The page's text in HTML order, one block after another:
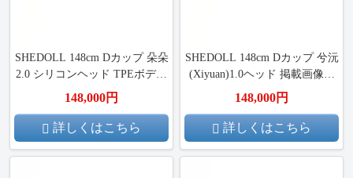
SHEDOLL 148cm Dカップ 朵朵
2.0 シリコンヘッド TPEボディ
ラブドール
148,000円
詳しくはこちら
SHEDOLL 148cm Dカップ 兮沅
(Xiyuan)1.0ヘッド 掲載画像は
シリコン材質ボディ ラブドー
ル ボディー材質など選択可能
カスタマイズ可能
148,000円
詳しくはこちら